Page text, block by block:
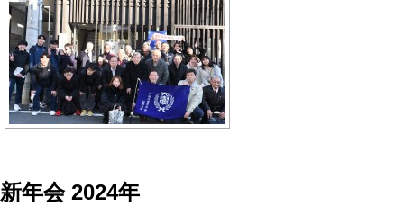
新年会 2024年